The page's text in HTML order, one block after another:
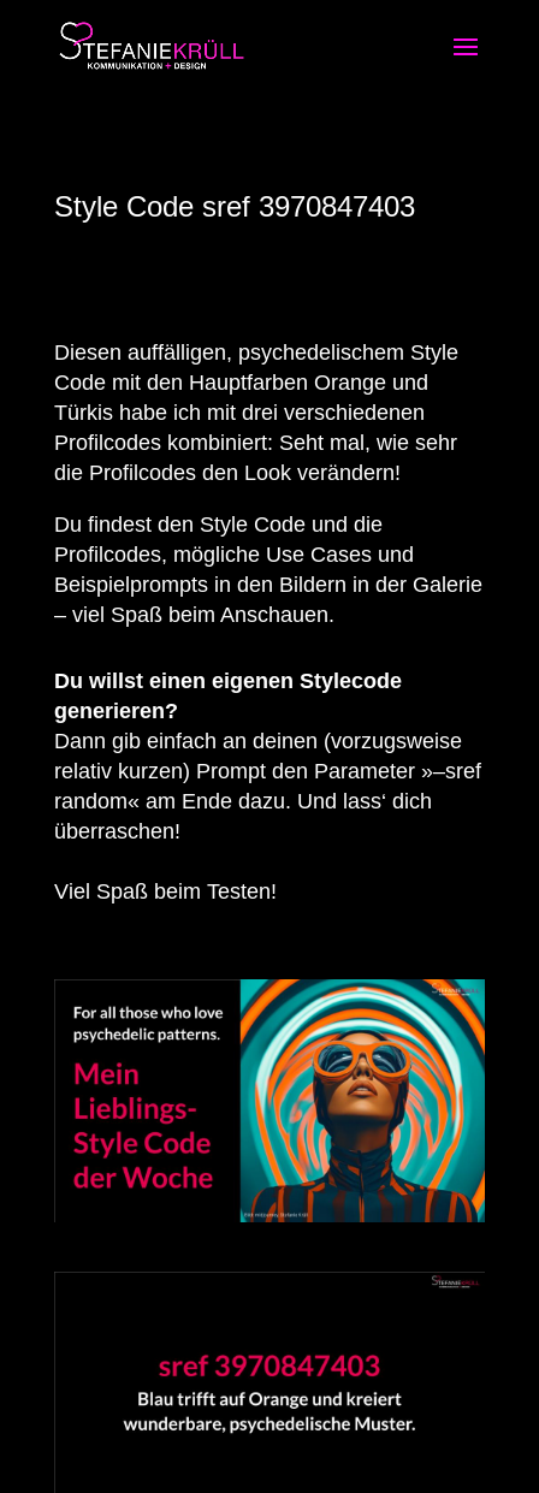
Style Code sref 3970847403
Diesen auffälligen, psychedelischem Style
Code mit den Hauptfarben Orange und
Türkis habe ich mit drei verschiedenen
Profilcodes kombiniert: Seht mal, wie sehr
die Profilcodes den Look verändern!
Du findest den Style Code und die
Profilcodes, mögliche Use Cases und
Beispielprompts in den Bildern in der Galerie
– viel Spaß beim Anschauen.
Du willst einen eigenen Stylecode
generieren?
Dann gib einfach an deinen (vorzugsweise
relativ kurzen) Prompt den Parameter »–sref
random« am Ende dazu. Und lass‘ dich
überraschen!
Viel Spaß beim Testen!